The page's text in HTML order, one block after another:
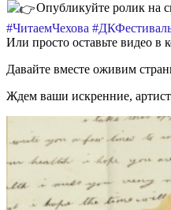
Опубликуйте ролик на
#ЧитаемЧехова
Или просто оставьте видео в
Давайте вместе оживим
Ждем ваши искренние,